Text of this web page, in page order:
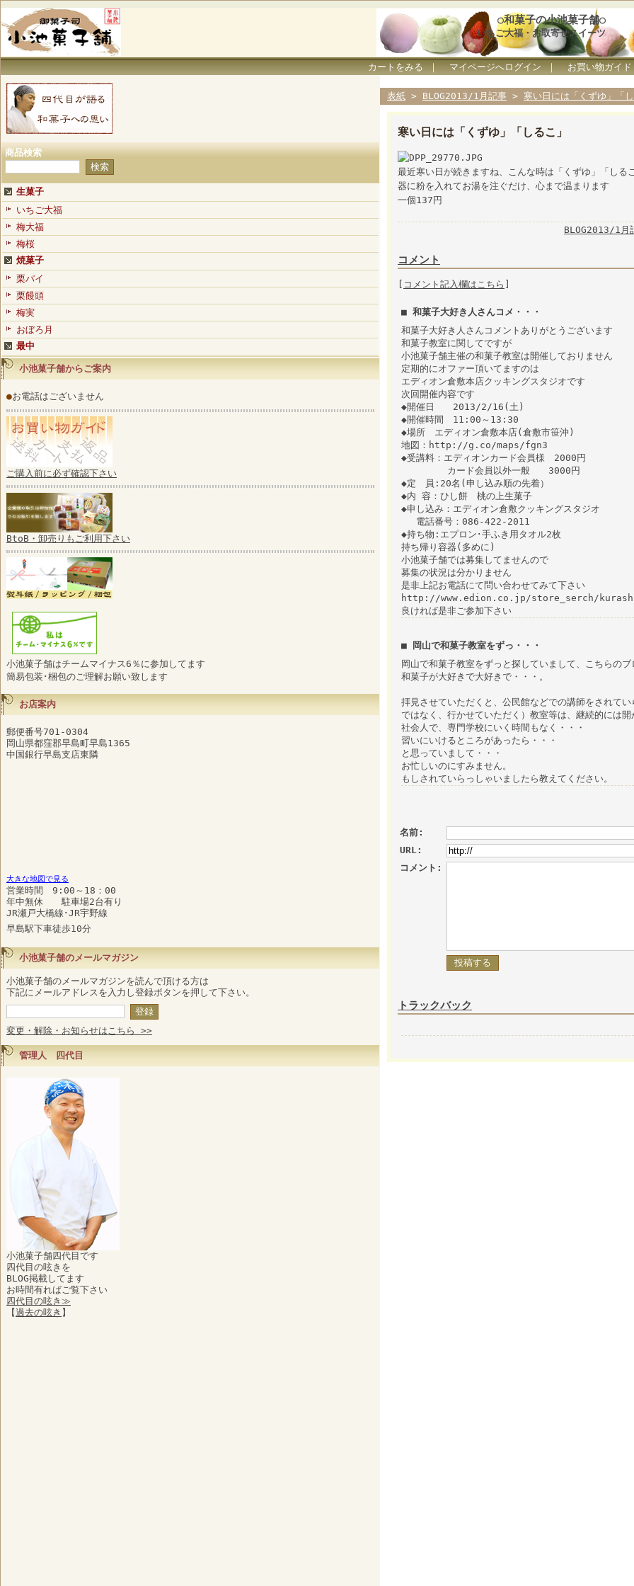
○和菓子の小池菓子舗○
いちご大福・お取寄せスイーツ
カートをみる ｜ マイページへログイン ｜ お買い物ガイド
商品検索
生菓子
いちご大福
梅大福
梅桜
焼菓子
栗パイ
栗饅頭
梅実
おぼろ月
最中
小池菓子舗からご案内
●お電話はございません
ご購入前に必ず確認下さい
BtoB・卸売りもご利用下さい
小池菓子舗はチームマイナス6％に参加してます
簡易包装･梱包のご理解お願い致します
お店案内
郵便番号701-0304
岡山県都窪郡早島町早島1365
中国銀行早島支店東隣
大きな地図で見る
営業時間 9:00～18：00
年中無休 駐車場2台有り
JR瀬戸大橋線･JR宇野線
早島駅下車徒歩10分
小池菓子舗のメールマガジン
小池菓子舗のメールマガジンを読んで頂ける方は
下記にメールアドレスを入力し登録ボタンを押して下さい。
変更・解除・お知らせはこちら >>
管理人 四代目
小池菓子舗四代目です
四代目の呟きを
BLOG掲載してます
お時間有ればご覧下さい
四代目の呟き≫
【過去の呟き 】
表紙 > BLOG2013/1月記事 > 寒い日には「くずゆ」「し
寒い日には「くずゆ」「しるこ」
最近寒い日が続きますね、こんな時は「くずゆ」「しるこ
器に粉を入れてお湯を注ぐだけ、心まで温まります
一個137円
BLOG2013/1月
コメント
コメント記入欄はこちら
■ 和菓子大好き人さんコメ・・・
和菓子大好き人さんコメントありがとうございます
和菓子教室に関してですが
小池菓子舗主催の和菓子教室は開催しておりません
定期的にオファー頂いてますのは
エディオン倉敷本店クッキングスタジオです
次回開催内容です
◆開催日 2013/2/16(土)
◆開催時間 11:00～13:30
◆場所 エディオン倉敷本店(倉敷市笹沖)
地図：http://g.co/maps/fgn3
◆受講料：エディオンカード会員様 2000円
カード会員以外一般 3000円
◆定 員:20名(申し込み順の先着）
◆内 容：ひし餅 桃の上生菓子
◆申し込み：エディオン倉敷クッキングスタジオ
電話番号：086-422-2011
◆持ち物:エプロン･手ふき用タオル2枚
持ち帰り容器(多めに)
小池菓子舗では募集してませんので
募集の状況は分かりません
是非上記お電話にて問い合わせてみて下さい
http://www.edion.co.jp/store_serch/
良ければ是非ご参加下さい
■ 岡山で和菓子教室をずっ・・・
岡山で和菓子教室をずっと探していまして、こちらのブ
和菓子が大好きで大好きで・・・。
拝見させていただくと、公民館などでの講師をされて
ではなく、行かせていただく）教室等は、継続的には
社会人で、専門学校にいく時間もなく・・・
習いにいけるところがあったら・・・
と思っていまして・・・
お忙しいのにすみません。
もしされていらっしゃいましたら教えてください。
名前:
URL:
コメント:
トラックバック